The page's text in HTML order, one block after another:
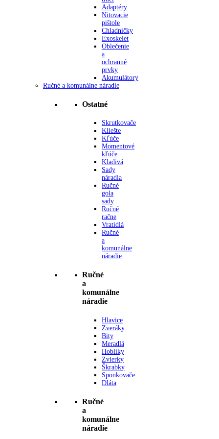
Adaptéry
Nitovacie
pištole
Chladničky
Exoskelet
Oblečenie
a
ochranné
prvky
Akumulátory
Ručné a komunálne náradie
Ostatné
Skrutkovače
Kliešte
Kľúče
Momentové
kľúče
Kladivá
Sady
náradia
Ručné
gola
sady
Ručné
račne
Vratidlá
Ručné
a
komunálne
náradie
Ručné
a
komunálne
náradie
Hlavice
Zveráky
Bity
Meradlá
Hoblíky
Zvierky
Škrabky
Sponkovače
Dláta
Ručné
a
komunálne
náradie